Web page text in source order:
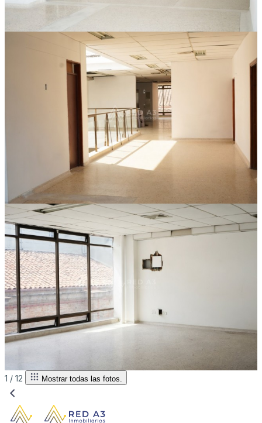
1 / 12 Mostrar todas las fotos.